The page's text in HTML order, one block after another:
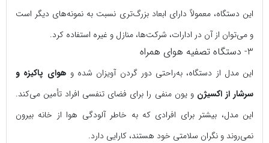
این دستگاه، معمولاً دارای ابعاد بزرگ‌تری نسبت به نمونه‌های دیگر است
و می‌توان از آن در ادارات، شرکت‌ها، منازل و غیره استفاده کرد.
3- دستگاه تصفیه هوای همراه
این مدل از دستگاه، به‌راحتی دور گردن آویزان شده و هوای پاکیزه و
سرشار از اکسیژنو یون منفی را برای فضای تنفسی افراد تأمین می‌کند.
این مدل، بیشتر برای افرادی که به خاطر آلودگی هوا از خانه بیرون
نمی‌روند و نگران سلامتی خود هستند، کارایی دارد.